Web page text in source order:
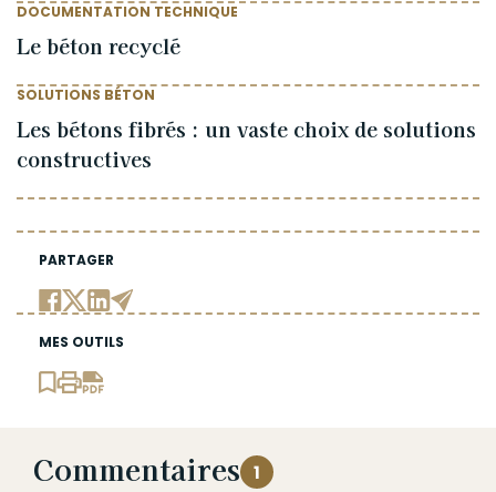
PARTAGER
MES OUTILS
DOCUMENTATION TECHNIQUE
Le béton recyclé
SOLUTIONS BÉTON
Les bétons fibrés : un vaste choix de solutions
constructives
Commentaires 1